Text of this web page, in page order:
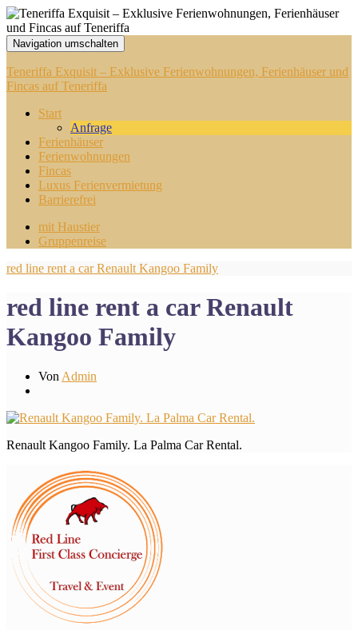
Navigation umschalten
Teneriffa Exquisit – Exklusive Ferienwohnungen, Ferienhäuser und
Fincas auf Teneriffa
Start
Anfrage
Ferienhäuser
Ferienwohnungen
Fincas
Luxus Ferienvermietung
Barrierefrei
mit Haustier
Gruppenreise
red line rent a car Renault Kangoo Family
red line rent a car Renault
Kangoo Family
Von Admin
Renault Kangoo Family. La Palma Car Rental.